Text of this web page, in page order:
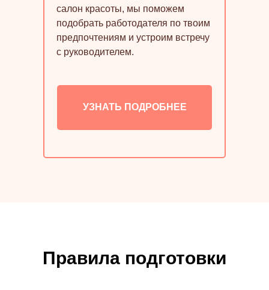
салон красоты, мы поможем
подобрать работодателя по твоим
предпочтениям и устроим встречу
с руководителем.
УЗНАТЬ ПОДРОБНЕЕ
Правила подготовки